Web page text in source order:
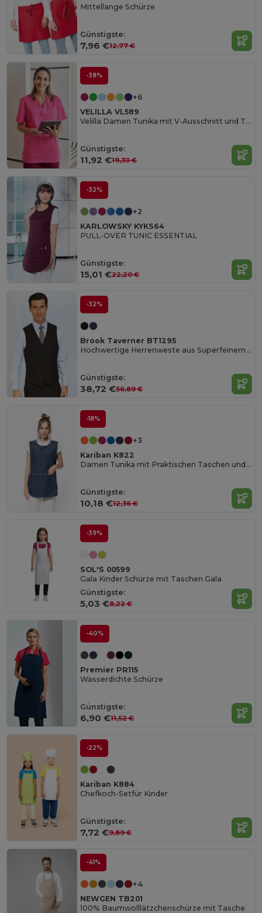
Mittellange Schürze
Günstigste:
7,96 €12,77 €
-38%
+6
VELILLA VL589
Velilla Damen Tunika mit V-Ausschnitt und Taschen
Günstigste:
11,92 €19,30 €
-32%
+2
KARLOWSKY KYKS64
PULL-OVER TUNIC ESSENTIAL
Günstigste:
15,01 €22,20 €
-32%
Brook Taverner BT1295
Hochwertige Herrenweste aus Superfeinem Polyester
Günstigste:
38,72 €56,89 €
-18%
+3
Kariban K822
Damen Tunika mit Praktischen Taschen und OEKO-TEX Zertifikat
Günstigste:
10,18 €12,36 €
-39%
SOL'S 00599
Gala Kinder Schürze mit Taschen Gala
Günstigste:
5,03 €8,22 €
-40%
Premier PR115
Wasserdichte Schürze
Günstigste:
6,90 €11,52 €
-22%
Kariban K884
Chefkoch-Setfür Kinder
Günstigste:
7,72 €9,89 €
-41%
+4
NEWGEN TB201
100% Baumwolllätzchenschürze mit Tasche